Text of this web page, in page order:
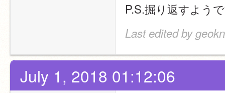
P.S.掘り返すよう
Last edited by
July 1, 2018 01:12:06